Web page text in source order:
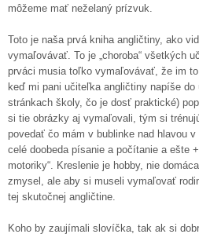
môžeme mať neželaný prízvuk.
Toto je naša prvá kniha angličtiny, ako
vymaľovávať. To je „choroba“ všetkých
prváci musia toľko vymaľovávať, že im
keď mi pani učiteľka angličtiny napíše do
stránkach školy, čo je dosť praktické)
si tie obrázky aj vymaľovali, tým si
povedať čo mám v bublinke nad hlavou
celé doobeda písanie a počítanie a ešte
motoriky“. Kreslenie je hobby, nie
zmysel, ale aby si museli vymaľovať
tej skutočnej angličtine.
Koho by zaujímali slovíčka, tak ak si